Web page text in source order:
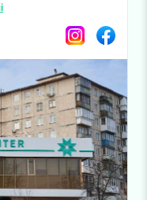
InstagramFacebook